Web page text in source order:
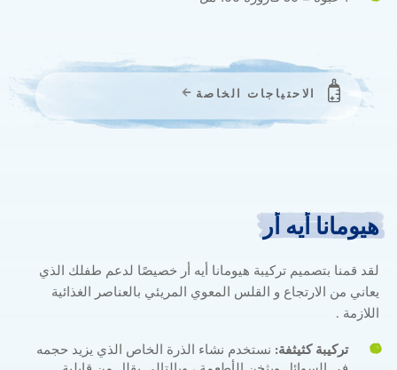
الاحتياجات الخاصة
هيومانا أيه أر هيومانا أيه أر
لقد قمنا بتصميم تركيبة هيومانا أيه أر خصيصًا لدعم طفلك الذي
يعاني من الارتجاع و القلس المعوي المريئي بالعناصر الغذائية
اللازمة .
تركيبة كثيثفة: نستخدم نشاء الذرة الخاص الذي يزيد حجمه